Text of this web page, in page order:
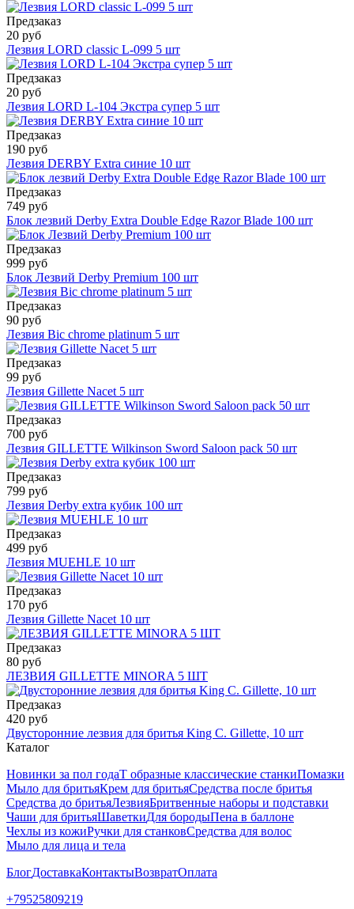
Предзаказ
20 руб
Лезвия LORD classic L-099 5 шт
Предзаказ
20 руб
Лезвия LORD L-104 Экстра супер 5 шт
Предзаказ
190 руб
Лезвия DERBY Extra синие 10 шт
Предзаказ
749 руб
Блок лезвий Derby Extra Double Edge Razor Blade 100 шт
Предзаказ
999 руб
Блок Лезвий Derby Premium 100 шт
Предзаказ
90 руб
Лезвия Bic chrome platinum 5 шт
Предзаказ
99 руб
Лезвия Gillette Nacet 5 шт
Предзаказ
700 руб
Лезвия GILLETTE Wilkinson Sword Saloon pack 50 шт
Предзаказ
799 руб
Лезвия Derby extra кубик 100 шт
Предзаказ
499 руб
Лезвия MUEHLE 10 шт
Предзаказ
170 руб
Лезвия Gillette Nacet 10 шт
Предзаказ
80 руб
ЛЕЗВИЯ GILLETTE MINORA 5 ШТ
Предзаказ
420 руб
Двусторонние лезвия для бритья King C. Gillette, 10 шт
Каталог
Новинки за пол годаТ образные классические станкиПомазки
Мыло для бритьяКрем для бритьяСредства после бритья
Средства до бритьяЛезвияБритвенные наборы и подставки
Чаши для бритьяШаветкиДля бородыПена в баллоне
Чехлы из кожиРучки для станковСредства для волос
Мыло для лица и тела
БлогДоставкаКонтактыВозвратОплата
+79525809219